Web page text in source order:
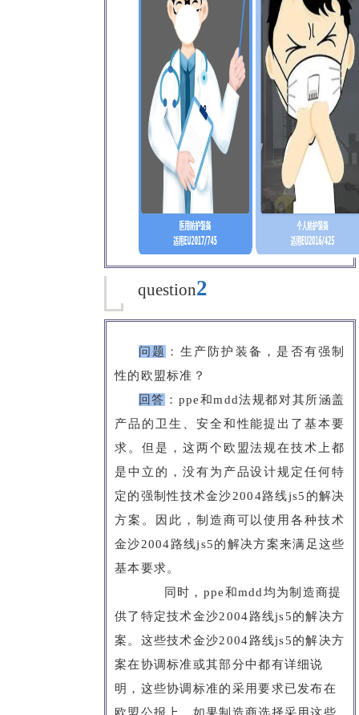
question2
问题 ： 生产防护装备，是否有强制
性的欧盟标准？
回答 ： ppe和mdd法规都对其所涵盖
产品的卫生、安全和性能提出了基本要
求。但是，这两个欧盟法规在技术上都
是中立的，没有为产品设计规定任何特
定的强制性技术金沙2004路线js5的解决
方案。因此，制造商可以使用各种技术
金沙2004路线js5的解决方案来满足这些
基本要求。
同时，ppe和mdd均为制造商提
供了特定技术金沙2004路线js5的解决方
案。这些技术金沙2004路线js5的解决方
案在协调标准或其部分中都有详细说
明，这些协调标准的采用要求已发布在